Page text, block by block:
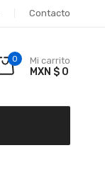
Contacto
0 Mi carrito
MXN $ 0